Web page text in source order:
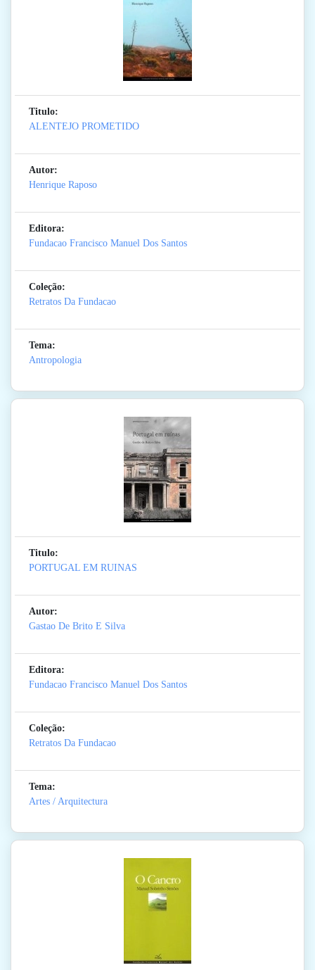
Titulo:
ALENTEJO PROMETIDO
Autor:
Henrique Raposo
Editora:
Fundacao Francisco Manuel Dos Santos
Coleção:
Retratos Da Fundacao
Tema:
Antropologia
Titulo:
PORTUGAL EM RUINAS
Autor:
Gastao De Brito E Silva
Editora:
Fundacao Francisco Manuel Dos Santos
Coleção:
Retratos Da Fundacao
Tema:
Artes / Arquitectura